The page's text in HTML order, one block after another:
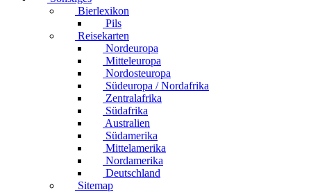
Bierlexikon
Pils
Reisekarten
Nordeuropa
Mitteleuropa
Nordosteuropa
Südeuropa / Nordafrika
Zentralafrika
Südafrika
Australien
Südamerika
Mittelamerika
Nordamerika
Deutschland
Sitemap